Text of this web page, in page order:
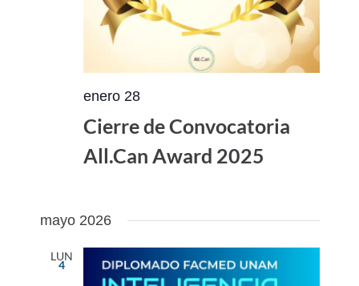
enero 28
Cierre de Convocatoria
All.Can Award 2025
mayo 2026
LUN
4